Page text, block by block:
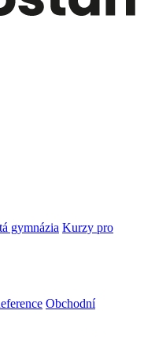
gymnázia Kurzy pro
Obchodní